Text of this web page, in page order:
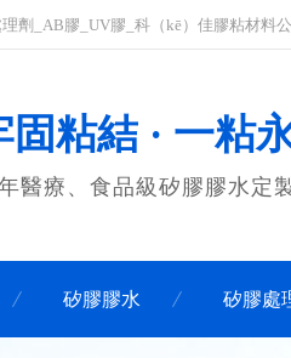
劑_AB膠_UV膠_科（kē）佳膠粘材料
固粘結 · 一粘
醫療、食品級矽膠膠水定
矽膠膠水 矽膠處